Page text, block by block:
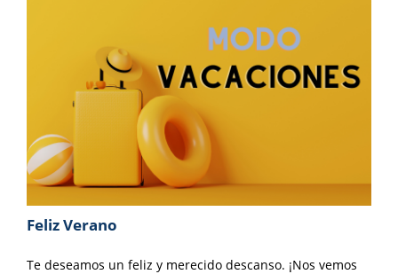
Feliz Verano
Te deseamos un feliz y merecido descanso. ¡Nos vemos